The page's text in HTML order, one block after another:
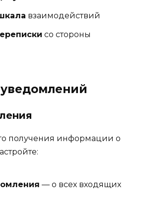
взаимодействий
со стороны
получения информации о
— о всех входящих